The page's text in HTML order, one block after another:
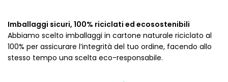
Imballaggi sicuri, 100% riciclati ed ecosostenibili
Abbiamo scelto imballaggi in cartone naturale riciclato al
100% per assicurare l’integrità del tuo ordine, facendo allo
stesso tempo una scelta eco-responsabile.